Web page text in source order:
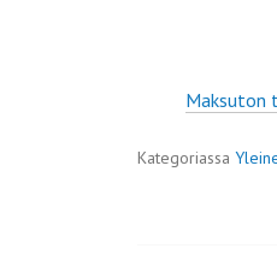
Maksuton
Kategoriassa